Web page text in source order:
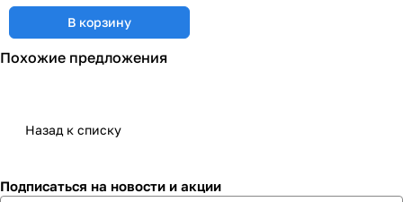
В корзину
Похожие предложения
Назад к списку
Подписаться на новости и акции